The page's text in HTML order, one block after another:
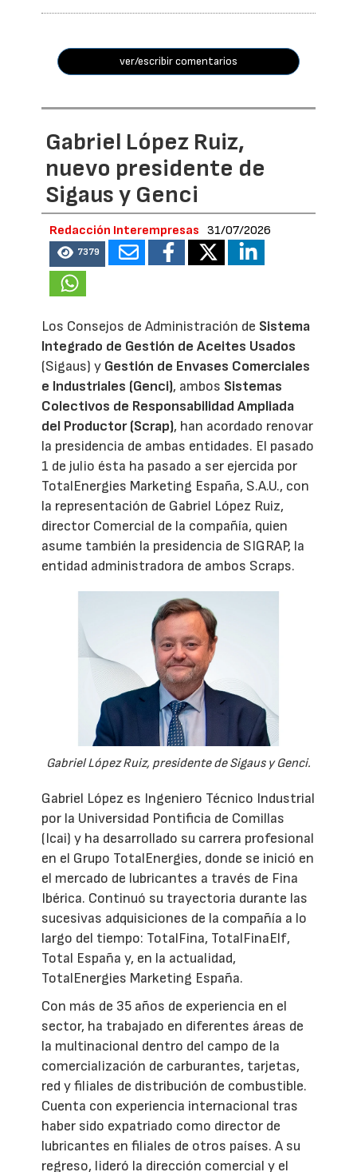
ver/escribir comentarios
Gabriel López Ruiz,
nuevo presidente de
Sigaus y Genci
Redacción Interempresas 31/07/2026
7379
Los Consejos de Administración de Sistema
Integrado de Gestión de Aceites Usados
(Sigaus) y Gestión de Envases Comerciales
e Industriales (Genci), ambos Sistemas
Colectivos de Responsabilidad Ampliada
del Productor (Scrap), han acordado renovar
la presidencia de ambas entidades. El pasado
1 de julio ésta ha pasado a ser ejercida por
TotalEnergies Marketing España, S.A.U., con
la representación de Gabriel López Ruiz,
director Comercial de la compañía, quien
asume también la presidencia de SIGRAP, la
entidad administradora de ambos Scraps.
Gabriel López Ruiz, presidente de Sigaus y Genci.
Gabriel López es Ingeniero Técnico Industrial
por la Universidad Pontificia de Comillas
(Icai) y ha desarrollado su carrera profesional
en el Grupo TotalEnergies, donde se inició en
el mercado de lubricantes a través de Fina
Ibérica. Continuó su trayectoria durante las
sucesivas adquisiciones de la compañía a lo
largo del tiempo: TotalFina, TotalFinaElf,
Total España y, en la actualidad,
TotalEnergies Marketing España.
Con más de 35 años de experiencia en el
sector, ha trabajado en diferentes áreas de
la multinacional dentro del campo de la
comercialización de carburantes, tarjetas,
red y filiales de distribución de combustible.
Cuenta con experiencia internacional tras
haber sido expatriado como director de
lubricantes en filiales de otros países. A su
regreso, lideró la dirección comercial y el